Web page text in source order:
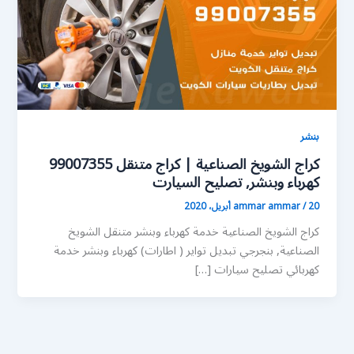
بنشر
كراج الشويخ الصناعية | كراج متنقل 99007355
كهرباء وبنشر, تصليح السيارت
ammar ammar/20 أبريل، 2020
كراج الشويخ الصناعية خدمة كهرباء وبنشر متنقل الشويخ
الصناعية, بنجرجي تبديل تواير ( اطارات) كهرباء وبنشر خدمة
كهربائي تصليح سيارات […]